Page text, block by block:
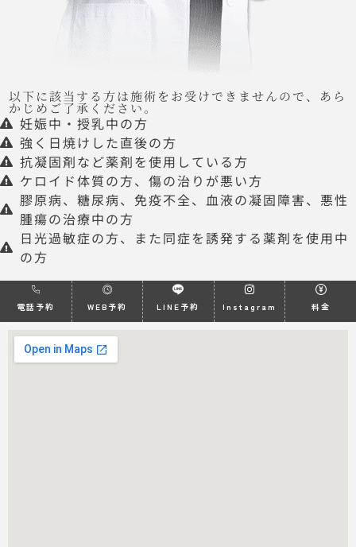
以下に該当する方は施術をお受けできませんので、あら
かじめご了承ください。
妊娠中・授乳中の方
強く日焼けした直後の方
抗凝固剤など薬剤を使用している方
ケロイド体質の方、傷の治りが悪い方
膠原病、糖尿病、免疫不全、血液の凝固障害、悪性
腫瘍の治療中の方
日光過敏症の方、また同症を誘発する薬剤を使用中
の方
電話予約 WEB予約 LINE予約 Instagram 料金